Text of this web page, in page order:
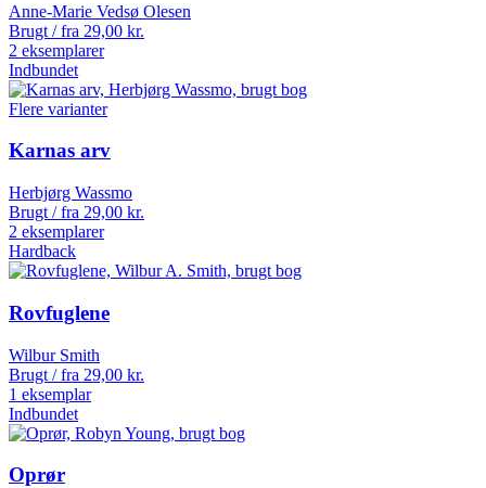
Anne-Marie Vedsø Olesen
Brugt / fra 29,00 kr.
2 eksemplarer
Indbundet
Flere varianter
Karnas arv
Herbjørg Wassmo
Brugt / fra 29,00 kr.
2 eksemplarer
Hardback
Rovfuglene
Wilbur Smith
Brugt / fra 29,00 kr.
1 eksemplar
Indbundet
Oprør